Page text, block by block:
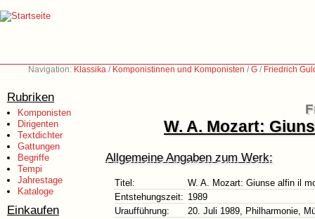
Navigation: Klassika / Komponistinnen und Komponisten /G / Friedrich
Rubriken
Komponisten
Dirigenten
Textdichter
Gattungen
Begriffe
Tempi
Jahrestage
Kataloge
Einkaufen
W. A. Mozart:
Allgemeine Angaben zum Werk:
Titel:
W. A. Mozart: Giunse alfin il
Entstehungszeit: 1989
Uraufführung:
20. Juli 1989, Philharmonie,